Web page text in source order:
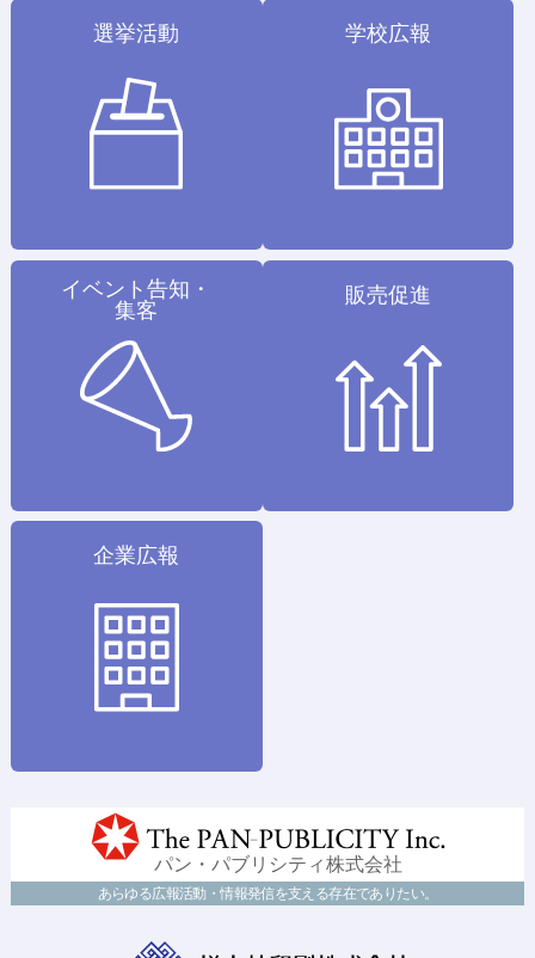
選挙活動 学校広報
イベント告知・
集客
販売促進
企業広報
あらゆる広報活動・情報発信を支える存在でありたい。